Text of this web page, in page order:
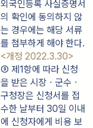
외국인등록 사실증명서
의 확인에 동의하지 않
는 경우에는 해당 서류
<개정 2022.3.30>
③ 제1항에 따라 신청
을 받은 시장ㆍ군수ㆍ
구청장은 신청서를 접
수한 날부터 30일 이내
에 신청자에게 비용 보